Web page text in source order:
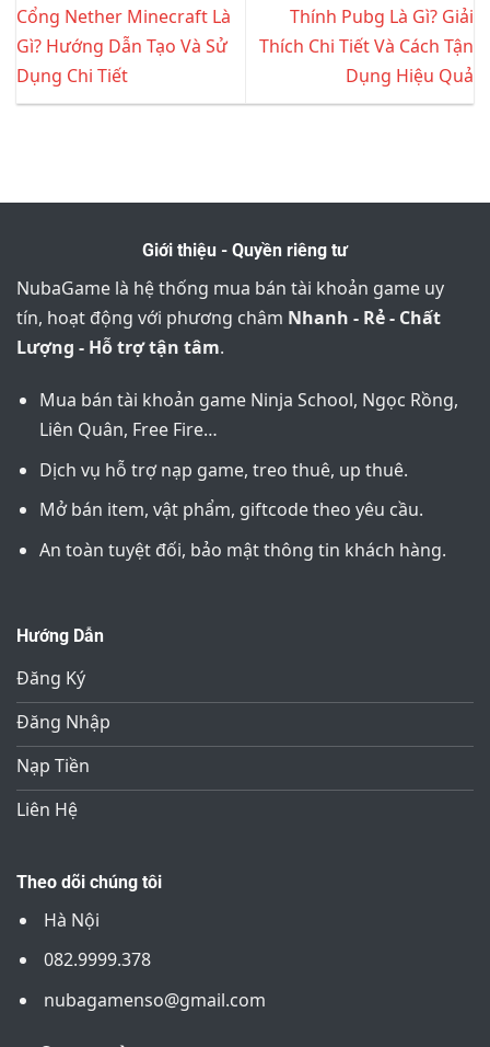
Cổng Nether Minecraft Là
Gì? Hướng Dẫn Tạo Và Sử
Dụng Chi Tiết
Thính Pubg Là Gì? Giải
Thích Chi Tiết Và Cách Tận
Dụng Hiệu Quả
Giới thiệu - Quyền riêng tư
NubaGame là hệ thống mua bán tài khoản game uy
tín, hoạt động với phương châm Nhanh - Rẻ - Chất
Lượng - Hỗ trợ tận tâm.
Mua bán tài khoản game Ninja School, Ngọc Rồng,
Liên Quân, Free Fire…
Dịch vụ hỗ trợ nạp game, treo thuê, up thuê.
Mở bán item, vật phẩm, giftcode theo yêu cầu.
An toàn tuyệt đối, bảo mật thông tin khách hàng.
Hướng Dẫn
Đăng Ký
Đăng Nhập
Nạp Tiền
Liên Hệ
Theo dõi chúng tôi
Hà Nội
082.9999.378
nubagamenso@gmail.com